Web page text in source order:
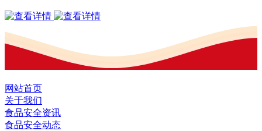
网站首页
关于我们
食品安全资讯
食品安全动态